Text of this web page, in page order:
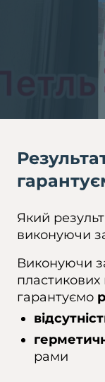
Який
виконуючи
Виконуючи
пластикових
гарантуємо
рами